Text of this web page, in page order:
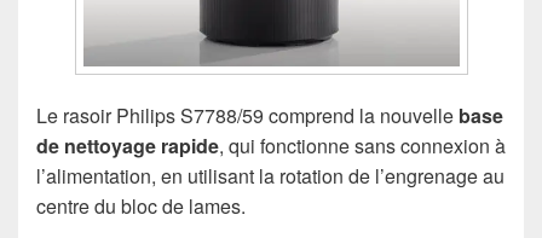
Le rasoir Philips S7788/59 comprend la nouvelle base
de nettoyage rapide, qui fonctionne sans connexion à
l’alimentation, en utilisant la rotation de l’engrenage au
centre du bloc de lames.